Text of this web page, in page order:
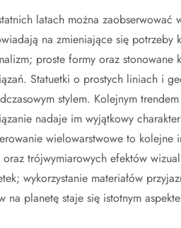
latach można zaobserwować
na zmieniające się potrzeby
proste formy oraz stonowane
Statuetki o prostych liniach i
stylem. Kolejnym
nadaje im wyjątkowy
wielowarstwowe to kolejne
oraz trójwymiarowych efektów
wykorzystanie materiałów
na planetę staje się istotnym